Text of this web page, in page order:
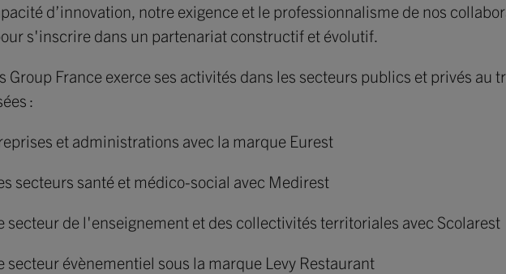
d’innovation, notre exigence et le professionnalisme de nos
s'inscrire dans un partenariat constructif et évolutif.
Group France exerce ses activités dans les secteurs publics et privés au
:
et administrations avec la marque Eurest
secteurs santé et médico-social avec Medirest
secteur de l'enseignement et des collectivités territoriales avec Scolarest
secteur évènementiel sous la marque Levy Restaurant